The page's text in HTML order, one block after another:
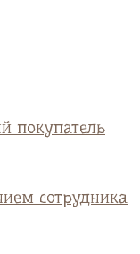
покупатель
сотрудника